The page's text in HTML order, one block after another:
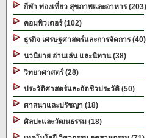
กีฬา ท่องเที่ยว สุขภาพและอาหาร (203)
คอมพิวเตอร์ (102)
ธุรกิจ เศรษฐศาสตร์และการจัดการ (40)
นวนิยาย อ่านเล่น และนิทาน (38)
วิทยาศาสตร์ (28)
ประวัติศาสตร์และอัตชีวประวัติ (50)
ศาสนาและปรัชญา (18)
ศิลปะและวัฒนธรรม (18)